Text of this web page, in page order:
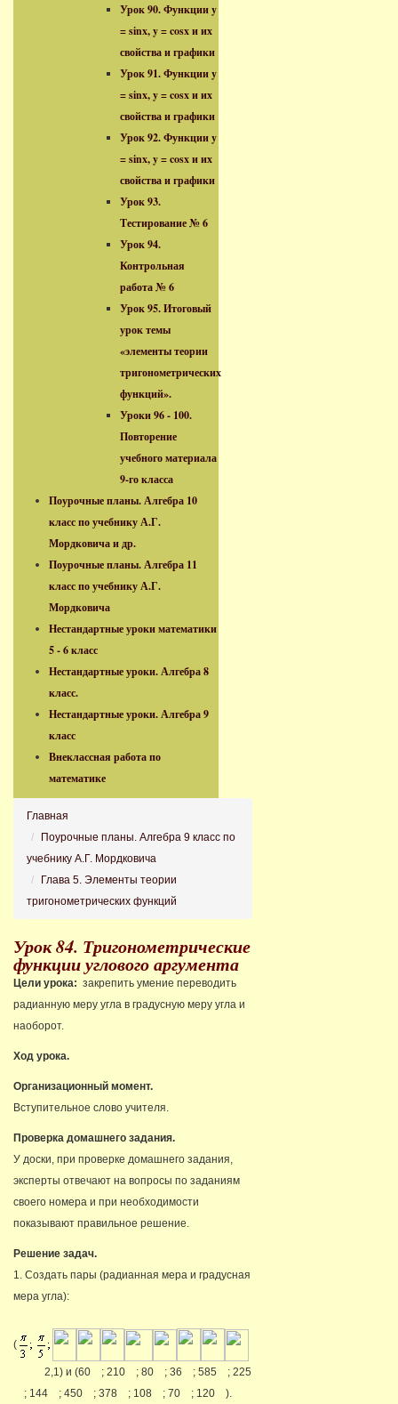
Урок 90. Функции y
= sinx, y = cosx и их
свойства и графики
Урок 91. Функции y
= sinx, y = cosx и их
свойства и графики
Урок 92. Функции y
= sinx, y = cosx и их
свойства и графики
Урок 93.
Тестирование № 6
Урок 94.
Контрольная
работа № 6
Урок 95. Итоговый
урок темы
«элементы теории
тригонометрических
функций».
Уроки 96 - 100.
Повторение
учебного материала
9-го класса
Поурочные планы. Алгебра 10
класс по учебнику А.Г.
Мордковича и др.
Поурочные планы. Алгебра 11
класс по учебнику А.Г.
Мордковича
Нестандартные уроки математики
5 - 6 класс
Нестандартные уроки. Алгебра 8
класс.
Нестандартные уроки. Алгебра 9
класс
Внеклассная работа по
математике
Главная
Поурочные планы. Алгебра 9 класс по
учебнику А.Г. Мордковича
Глава 5. Элементы теории
тригонометрических функций
Урок 84. Тригонометрические
функции углового аргумента
Цели урока: закрепить умение переводить
радианную меру угла в градусную меру угла и
наоборот.
Ход урока.
Организационный момент.
Вступительное слово учителя.
Проверка домашнего задания.
У доски, при проверке домашнего задания,
эксперты отвечают на вопросы по заданиям
своего номера и при необходимости
показывают правильное решение.
Решение задач.
1. Создать пары (радианная мера и градусная
мера угла):
(
2,1) и (60 ; 210 ; 80 ; 36 ; 585
; 225
; 144
; 450 ; 378 ; 108 ; 70 ; 120 ).